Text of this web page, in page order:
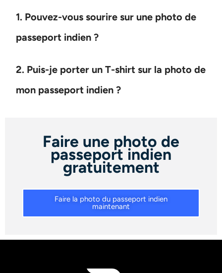
1. Pouvez-vous sourire sur une photo de
passeport indien ?
2. Puis-je porter un T-shirt sur la photo de
mon passeport indien ?
Faire une photo de
passeport indien
gratuitement
Faire la photo du passeport indien
maintenant